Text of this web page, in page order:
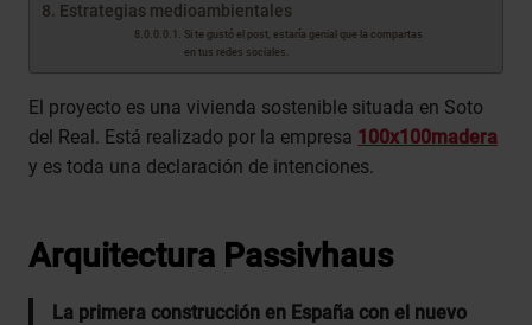
Estrategias medioambientales
Si te gustó el post, estaría genial que la compartas
en tus redes sociales.
El proyecto es una vivienda sostenible situada en Soto
del Real. Está realizado por la empresa 100x100madera
y es toda una declaración de intenciones.
Arquitectura Passivhaus
La primera construcción en España con el nuevo